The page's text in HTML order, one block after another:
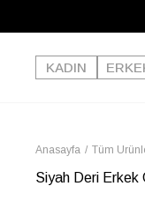
KADIN
Anasayfa Tüm
Siyah Deri Erkek